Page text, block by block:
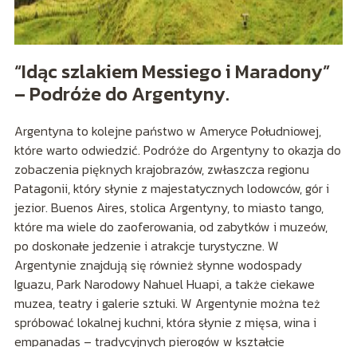
“Idąc szlakiem Messiego i Maradony”
– Podróże do Argentyny.
Argentyna to kolejne państwo w Ameryce Południowej,
które warto odwiedzić. Podróże do Argentyny to okazja do
zobaczenia pięknych krajobrazów, zwłaszcza regionu
Patagonii, który słynie z majestatycznych lodowców, gór i
jezior. Buenos Aires, stolica Argentyny, to miasto tango,
które ma wiele do zaoferowania, od zabytków i muzeów,
po doskonałe jedzenie i atrakcje turystyczne. W
Argentynie znajdują się również słynne wodospady
Iguazu, Park Narodowy Nahuel Huapi, a także ciekawe
muzea, teatry i galerie sztuki. W Argentynie można też
spróbować lokalnej kuchni, która słynie z mięsa, wina i
empanadas – tradycyjnych pierogów w kształcie